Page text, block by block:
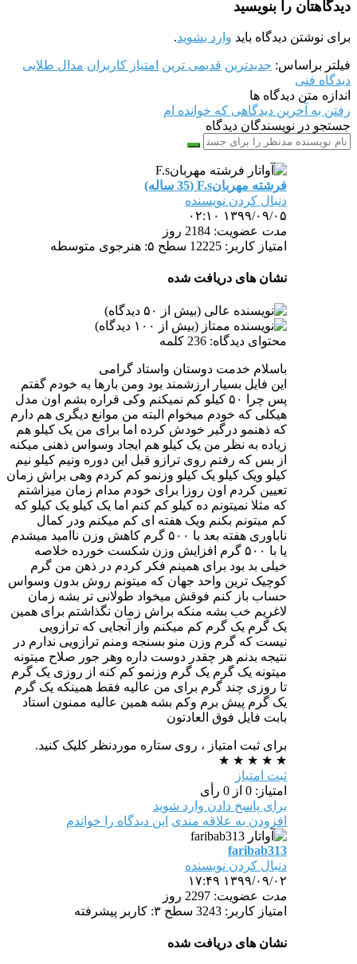
دیدگاهتان را بنویسید
برای نوشتن دیدگاه باید وارد بشوید.
فیلتر براساس: جدیدترین قدیمی ترین امتیاز کاربران مدال طلایی
دیدگاه فنی
اندازه متن دیدگاه ها
رفتن به آخرین دیدگاهی که خوانده ام
جستجو در نویسندگان دیدگاه
فرشته مهربانF.s (35 ساله)
دنبال کردن نویسنده
۱۳۹۹/۰۹/۰۵ ۰۲:۱۰
مدت عضویت: 2184 روز
امتیاز کاربر: 12225
سطح ۵: هنرجوی متوسطه
نشان های دریافت شده
محتوای دیدگاه: 236 کلمه
باسلام خدمت دوستان واستاد گرامی
این فایل بسیار ارزشمند بود ومن بارها به خودم گفتم
پس چرا ۵۰ کیلو کم نمیکنم وکی قراره بشم اون مدل
هیکلی که خودم میخوام البته من موانع دیگری هم دارم
که ذهنمو درگیر خودش کرده اما برای من یک کیلو هم
زیاده به نظر من یک کیلو هم ایجاد وسواس ذهنی میکنه
از بس که رفتم روی ترازو قبل این دوره ونیم کیلو نیم
کیلو ویک کیلو یک کیلو وزنمو کم کردم وهی براش زمان
تعیین کردم اون روزا برای خودم مدام زمان میزاشتم
که مثلا نمیتونم ده کیلو کم کنم اما یک کیلو یک کیلو که
کم میتونم بکنم ویک هفته ای کم میکنم ودر کمال
ناباوری هفته بعد با ۵۰۰ گرم کاهش وزن ناامید میشدم
یا با ۵۰۰ گرم افزایش وزن شکست خورده خلاصه
خیلی بد بود برای همینم فکر کردم در ذهن من گرم
کوچیک ترین واحد جهان که میتونم روش بدون وسواس
حساب باز کنم فوقش میخواد طولانی تر بشه زمان
لاغریم خب بشه منکه براش زمان نگذاشتم برای همین
یک گرم یک گرم کم میکنم واز آنجایی که ترازویی
نیست که گرم وزن منو بسنجه ومنم ترازویی ندارم در
نتیجه بدنم هر چقدر دوست داره وهر جور صلاح میتونه
میتونه یک گرم یک گرم وزنمو کم کنه از روزی یک گرم
تا روزی چند گرم برای من عالیه فقط همینکه یک گرم
یک گرم پیش برم وکم بشه همین عالیه ممنون استاد
بابت فایل فوق العادتون
برای ثبت امتیاز ، روی ستاره موردنظر کلیک کنید.
★
★
★
★
★
ثبت امتیاز
امتیاز: 0 از 0 رأی
برای پاسخ دادن وارد شوید
افزودن به علاقه مندی این دیدگاه را خواندم
faribab313
دنبال کردن نویسنده
۱۳۹۹/۰۹/۰۲ ۱۷:۴۹
مدت عضویت: 2297 روز
امتیاز کاربر: 3243
سطح ۳: کاربر پیشرفته
نشان های دریافت شده